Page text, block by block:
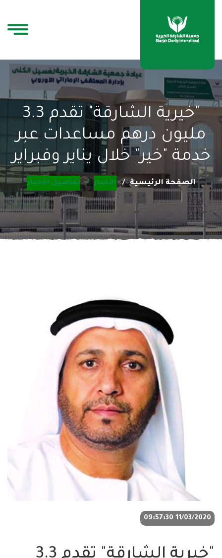
"خيرية الشارقة" تقدم 3.3
مليون درهم مساعدات عبر
خدمة "خير" خلال يناير وفبراير
الصفحة الرئيسية الأخبار تفاصيل الأخبار
11/03/2020 09:57:30